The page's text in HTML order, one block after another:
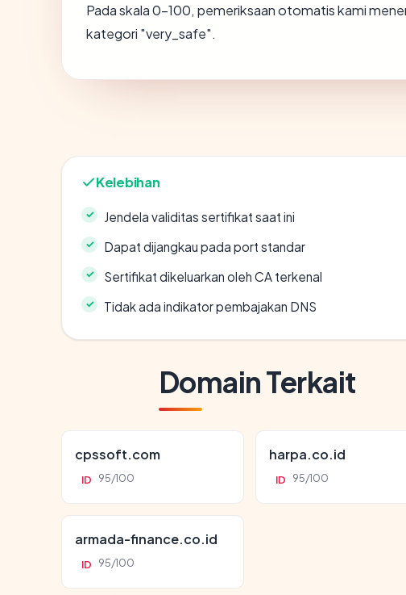
Pada skala 0-100, pemeriksaan otomatis kami
kategori "very_safe".
Kelebihan
Jendela validitas sertifikat saat ini
Dapat dijangkau pada port standar
Sertifikat dikeluarkan oleh CA terkenal
Tidak ada indikator pembajakan DNS
Domain Terkait
cpssoft.com
ID 95/100
harpa.co.id
ID 95/100
armada-finance.co.id
ID 95/100